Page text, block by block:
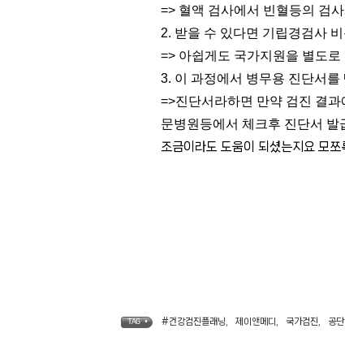
=> 혈액 검사에서 빈혈등의 검
2. 받을 수 있다면 기립경검사
=> 아쉽게도 국가지원을 별도
3. 이 과정에서 병무용 진단서를
=>진단서라하면 만약 검진 결
문병원등에서 체크후 진단서
조금이라도 도움이 되셨는지요 모
TAG • #건강검진플래닝 제이앤메디 국가검진 공